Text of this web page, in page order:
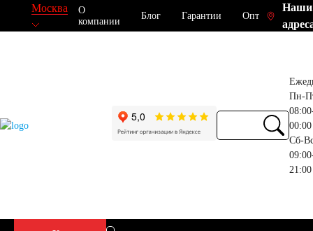
Москва
О
компании
Блог Гарантии Опт
Наши
Пн-
00:00
Сб-
21:00
Подбор